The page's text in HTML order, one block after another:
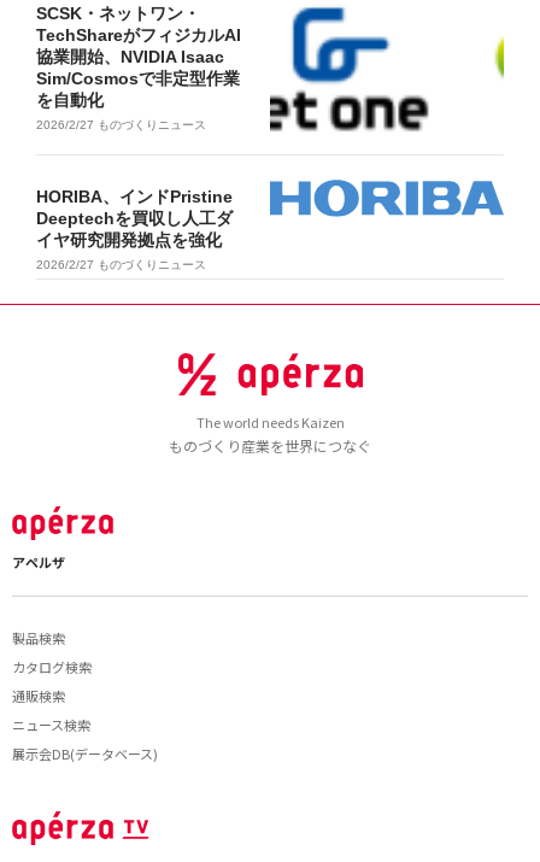
SCSK・ネットワン・
TechShareがフィジカルAI
協業開始、NVIDIA Isaac
Sim/Cosmosで非定型作業
を自動化
2026/2/27 ものづくりニュース
HORIBA、インドPristine
Deeptechを買収し人工ダ
イヤ研究開発拠点を強化
2026/2/27 ものづくりニュース
The world needs Kaizen
ものづくり産業を世界につなぐ
アペルザ
製品検索
カタログ検索
通販検索
ニュース検索
展示会DB(データベース)